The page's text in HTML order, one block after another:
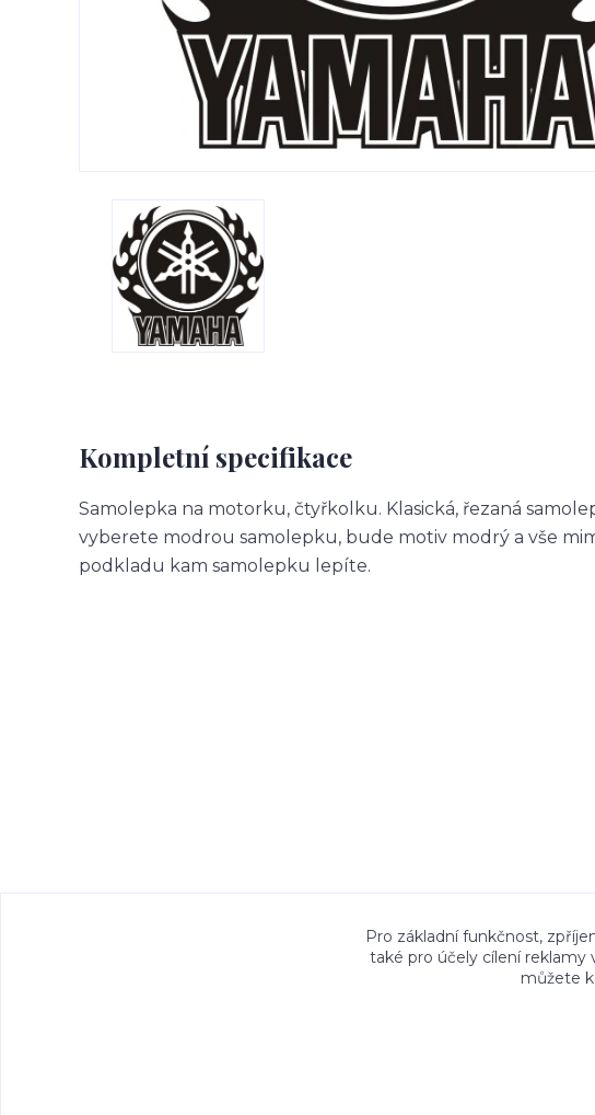
Kompletní specifikace
Samolepka na motorku, čtyřkolku. Klasická, řezaná
vyberete modrou samolepku, bude motiv modrý a vše
podkladu kam samolepku lepíte.
Veškeré fotografie, grafické návrhy, vizualizace a textový
právem. Jejich použití bez předchozího písemného
Pro základní funkčnost,
také pro účely cílení reklamy
můžete